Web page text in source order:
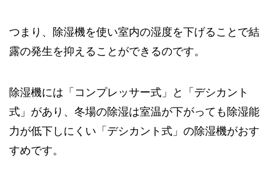
つまり、除湿機を使い室内の湿度を下げることで結
露の発生を抑えることができるのです。
除湿機には「コンプレッサー式」と「デシカント
式」があり、冬場の除湿は室温が下がっても除湿能
力が低下しにくい「デシカント式」の除湿機がおす
すめです。